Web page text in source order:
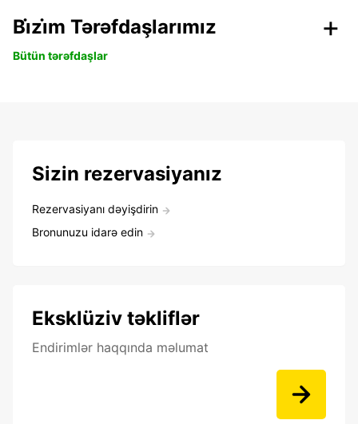
Bi̇zi̇m Tərəfdaşlarımız
Bütün tərəfdaşlar
Sizin rezervasiyanız
Rezervasiyanı dəyişdirin
Bronunuzu idarə edin
Eksklüziv təkliflər
Endirimlər haqqında məlumat